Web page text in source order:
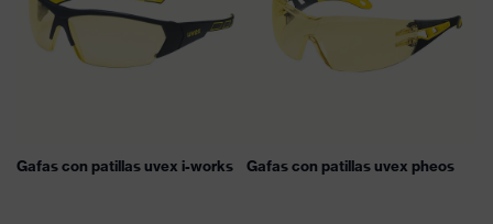
Gafas con patillas uvex i-works Gafas con patillas uvex pheos